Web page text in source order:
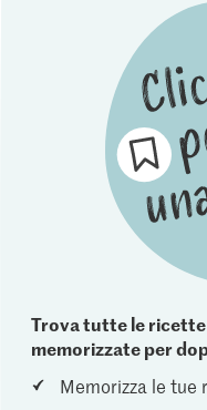
Trova tutte le
memorizzate per
Memorizza le